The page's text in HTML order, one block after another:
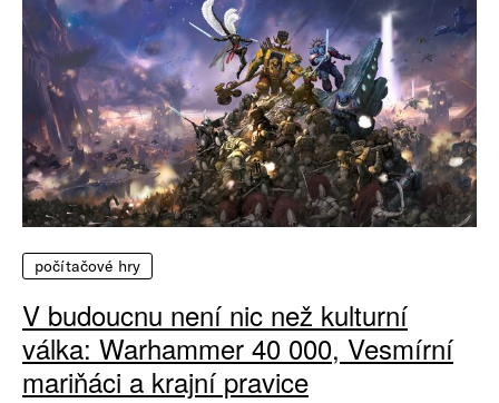
počítačové hry
V budoucnu není nic než kulturní
válka: Warhammer 40 000, Vesmírní
mariňáci a krajní pravice